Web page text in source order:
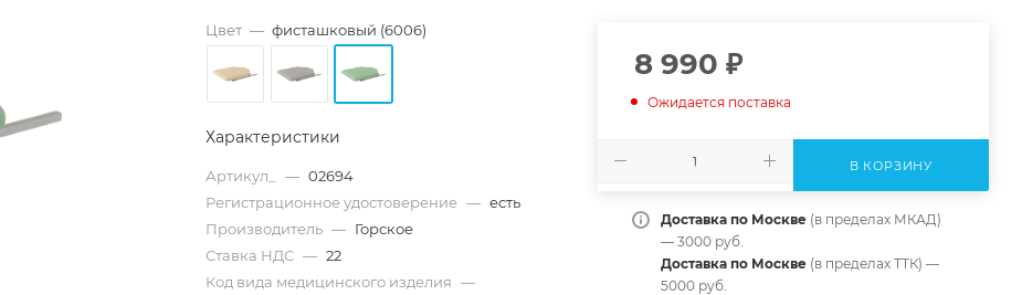
Цвет — фисташковый (6006)
Характеристики
Артикул_ — 02694
Регистрационное удостоверение — есть
Производитель — Горское
Ставка НДС — 22
Код вида медицинского изделия —
8 990 ₽
Ожидается поставка
В КОРЗИНУ
Доставка по Москве(в пределах МКАД)
— 3000 руб.
Доставка по Москве (в пределах ТТК) —
5000 руб.